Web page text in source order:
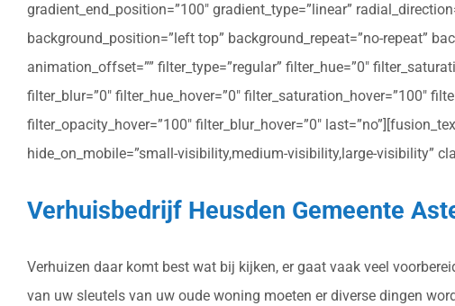
gradient_end_position=”100″ gradient_type=”linear”
background_position=”left top” background_repeat=”no-repeat”
animation_offset=”” filter_type=”regular” filter_hue=”0″
filter_blur=”0″ filter_hue_hover=”0″ filter_saturation_hover=”100″
filter_opacity_hover=”100″ filter_blur_hover=”0″
hide_on_mobile=”small-visibility,medium-visibility,large-visibility”
Verhuisbedrijf Heusden Gemeente
Verhuizen daar komt best wat bij kijken, er gaat vaak veel
van uw sleutels van uw oude woning moeten er diverse dingen